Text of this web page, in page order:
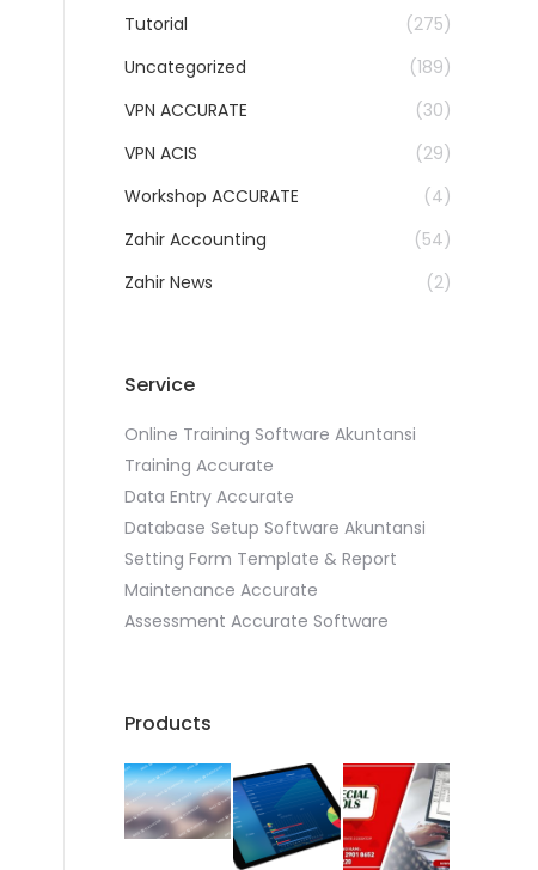
Tutorial
(275)
Uncategorized
(189)
VPN ACCURATE
(30)
VPN ACIS
(29)
Workshop ACCURATE
(4)
Zahir Accounting
(54)
Zahir News
(2)
Service
Online Training Software Akuntansi
Training Accurate
Data Entry Accurate
Database Setup Software Akuntansi
Setting Form Template & Report
Maintenance Accurate
Assessment Accurate Software
Products